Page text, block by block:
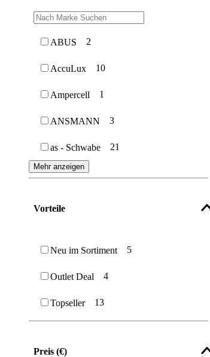
ABUS 2
AccuLux 10
Ampercell 1
ANSMANN 3
as - Schwabe 21
Mehr anzeigen
Vorteile
Neu im Sortiment 5
Outlet Deal 4
Topseller 13
Preis (€)